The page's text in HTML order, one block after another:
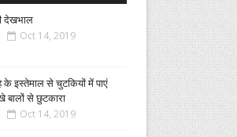
देखभाल
Oct 14, 2019
के इस्तेमाल से चुटकियों में पाएं
से छुटकारा
Oct 14, 2019